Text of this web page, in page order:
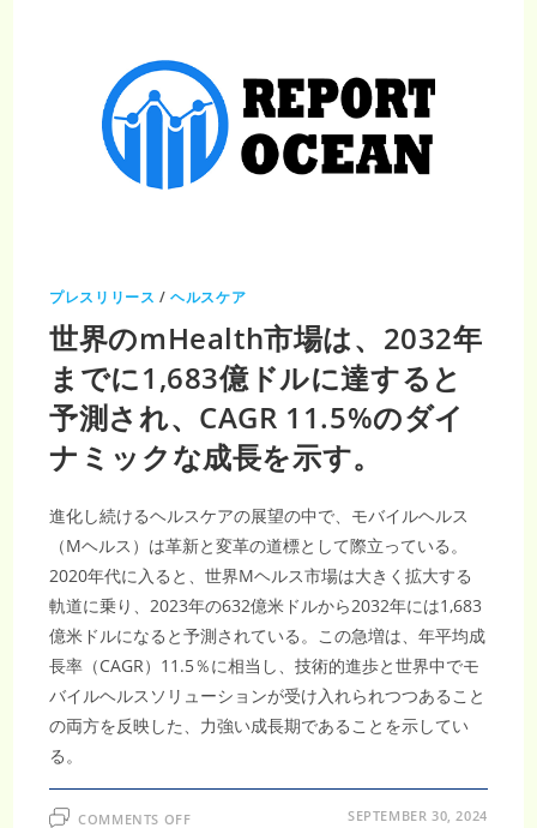
は
45
億
4630
ド
ル、
プレスリリース /ヘルスケア
世界のmHealth市場は、2032年
までに1,683億ドルに達すると
予測され、CAGR 11.5%のダイ
ナミックな成長を示す。
進化し続けるヘルスケアの展望の中で、モバイルヘルス
（Mヘルス）は革新と変革の道標として際立っている。
2020年代に入ると、世界Mヘルス市場は大きく拡大する
軌道に乗り、2023年の632億米ドルから2032年には1,683
億米ドルになると予測されている。この急増は、年平均成
長率（CAGR）11.5％に相当し、技術的進歩と世界中でモ
バイルヘルスソリューションが受け入れられつつあること
の両方を反映した、力強い成長期であることを示してい
る。
COMMENTS OFFON SEPTEMBER 30, 2024